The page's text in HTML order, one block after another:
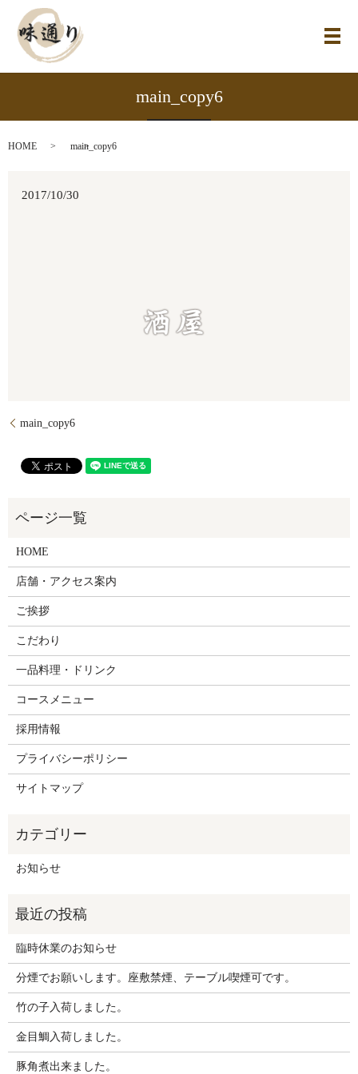
メ
main_copy6
HOME main_copy6
2017/10/30
main_copy6
HOME
店舗・アクセス案内
ご挨拶
こだわり
一品料理・ドリンク
コースメニュー
採用情報
プライバシーポリシー
サイトマップ
お知らせ
臨時休業のお知らせ
分煙でお願いします。座敷禁煙、テーブル喫煙可です。
竹の子入荷しました。
金目鯛入荷しました。
豚角煮出来ました。